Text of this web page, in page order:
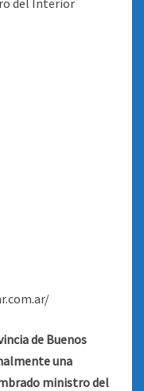
de Buenos
una
ministro del